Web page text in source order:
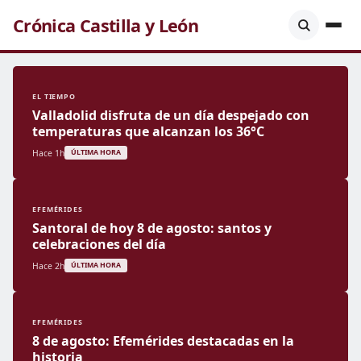
Crónica Castilla y León
EL TIEMPO
Valladolid disfruta de un día despejado con
temperaturas que alcanzan los 36°C
Hace 1h ÚLTIMA HORA
EFEMÉRIDES
Santoral de hoy 8 de agosto: santos y
celebraciones del día
Hace 2h ÚLTIMA HORA
EFEMÉRIDES
8 de agosto: Efemérides destacadas en la
historia